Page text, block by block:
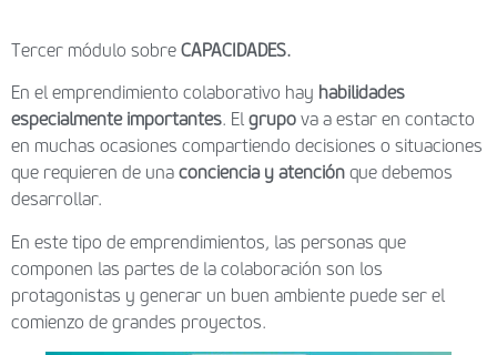
Tercer módulo sobre CAPACIDADES.
En el emprendimiento colaborativo hay habilidades
especialmente importantes. El grupo va a estar en contacto
en muchas ocasiones compartiendo decisiones o situaciones
que requieren de una conciencia y atención que debemos
desarrollar.
En este tipo de emprendimientos, las personas que
componen las partes de la colaboración son los
protagonistas y generar un buen ambiente puede ser el
comienzo de grandes proyectos.